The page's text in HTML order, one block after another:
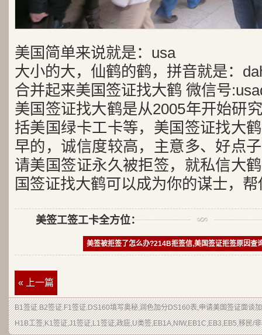
美国简单来说就是：usa
大小的大，仙鹤的鹤，拼音就是：
合并起来美国签证找大鹤 微信号
美国签证找大鹤是从2005年开始研
括美国绿卡工卡等，美国签证找大
早的，诚信度较高，主意多、好点
请美国签证永久被拒签，就私信大
国签证找大鹤可以成为你的谋士，
美签工签工卡全方位：
美签被拒签了怎么办?214B拒签信,美国签证拒签原因查
« 上一篇
B1签证.B2签证.F1签证.DS160填写奥秘,润色加分DS160表,申请美国签证面谈
H1B工签,K1签证,J1签证,L1签证,政庇,U类签,EB1A,NIW,EB1C,EB3,EB5,移民/